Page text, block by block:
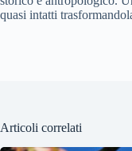
quasi intatti
Articoli correlati